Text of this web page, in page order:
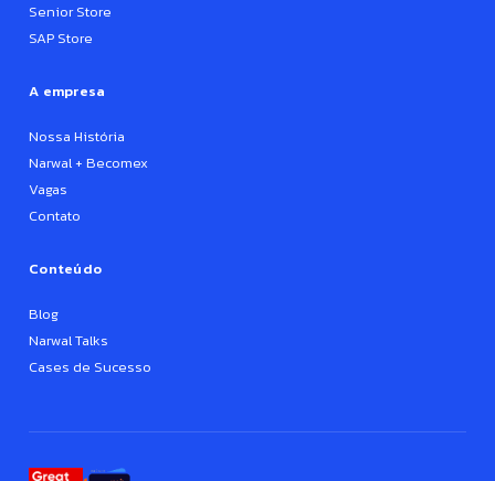
Senior Store
SAP Store
A empresa
Nossa História
Narwal + Becomex
Vagas
Contato
Conteúdo
Blog
Narwal Talks
Cases de Sucesso